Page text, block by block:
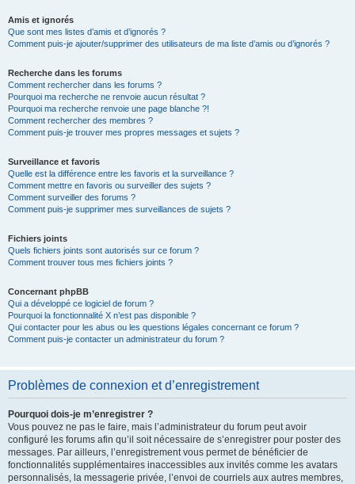
Amis et ignorés
Que sont mes listes d’amis et d’ignorés ?
Comment puis-je ajouter/supprimer des utilisateurs de ma liste d’amis ou d’ignorés ?
Recherche dans les forums
Comment rechercher dans les forums ?
Pourquoi ma recherche ne renvoie aucun résultat ?
Pourquoi ma recherche renvoie une page blanche ?!
Comment rechercher des membres ?
Comment puis-je trouver mes propres messages et sujets ?
Surveillance et favoris
Quelle est la différence entre les favoris et la surveillance ?
Comment mettre en favoris ou surveiller des sujets ?
Comment surveiller des forums ?
Comment puis-je supprimer mes surveillances de sujets ?
Fichiers joints
Quels fichiers joints sont autorisés sur ce forum ?
Comment trouver tous mes fichiers joints ?
Concernant phpBB
Qui a développé ce logiciel de forum ?
Pourquoi la fonctionnalité X n’est pas disponible ?
Qui contacter pour les abus ou les questions légales concernant ce forum ?
Comment puis-je contacter un administrateur du forum ?
Problèmes de connexion et d’enregistrement
Pourquoi dois-je m’enregistrer ?
Vous pouvez ne pas le faire, mais l’administrateur du forum peut avoir
configuré les forums afin qu’il soit nécessaire de s’enregistrer pour poster des
messages. Par ailleurs, l’enregistrement vous permet de bénéficier de
fonctionnalités supplémentaires inaccessibles aux invités comme les avatars
personnalisés, la messagerie privée, l’envoi de courriels aux autres membres,